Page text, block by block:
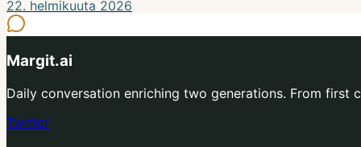
22. helmikuuta 2026
Margit.ai
Daily conversation enriching two generations. From first
Twitter